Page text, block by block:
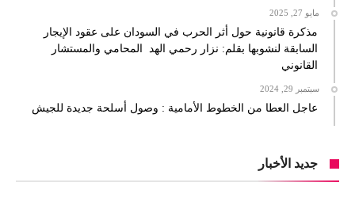
مايو 27, 2025
مذكرة قانونية حول أثر الحرب في السودان على عقود الإيجار
السابقة لنشوبها بقلم: نزار رحمي الهد المحامي والمستشار
القانوني
سبتمبر 29, 2024
عاجل العطا من الخطوط الأمامية : وصول أسلحة جديدة للجيش
جديد الأخبار